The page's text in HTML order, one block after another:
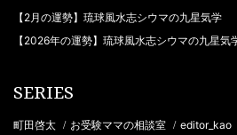
【2月の運勢】琉球風水志シウマの九星気学
【2026年の運勢】琉球風水志シウマの九星気
SERIES
町田啓太 / お受験ママの相談室 / editor_kao